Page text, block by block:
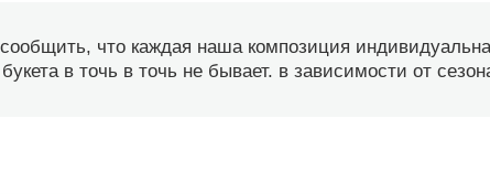
что каждая наша композиция
в точь в точь не бывает. в зависимости от